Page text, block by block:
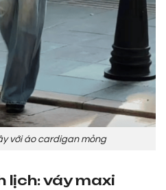
với áo cardigan mỏng
lịch: váy maxi